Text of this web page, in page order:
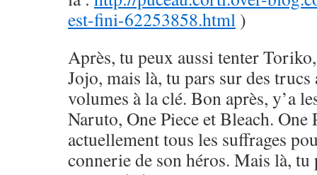
est-fini-62253858.html )
Après, tu peux aussi tenter
Jojo, mais là, tu pars sur des trucs
volumes à la clé. Bon après, y’a
Naruto, One Piece et Bleach. One
actuellement tous les suffrages
connerie de son héros. Mais là,